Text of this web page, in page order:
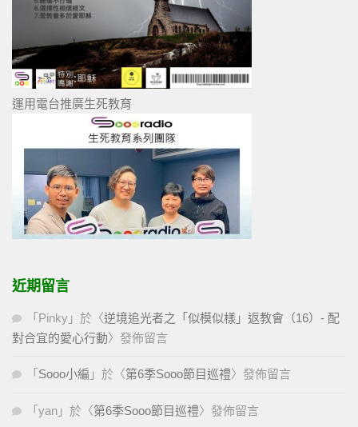
運用電台推廣生死教育
近期留言
「 Pinky 」於〈逆境追光者之「似模似樣」返教會（16）- 配
對合宜的愛心行動〉發佈留言
「 Sooo小編 」於〈第6季Sooo節目巡禮〉發佈留言
「 yan 」於〈第6季Sooo節目巡禮〉發佈留言